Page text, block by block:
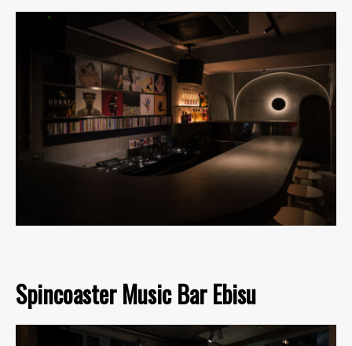
Spincoaster Music Bar Ebisu